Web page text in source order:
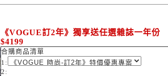
《VOGUE訂2年》獨享送任選雜誌一年份
$4199
合購商品清單
1:
2: